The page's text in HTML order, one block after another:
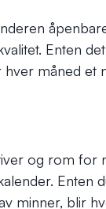
Enten
måned et
og rom for
Enten
minner, blir